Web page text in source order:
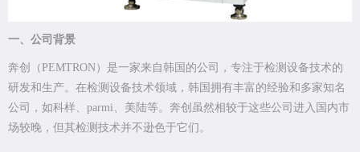
一、公司背景
奔创（PEMTRON）是一家来自韩国的公司，专注于检测设备技术的
研发和生产。在检测设备技术领域，韩国拥有丰富的经验和多家知名
公司，如科样、parmi、美陆等。奔创虽然相较于这些公司进入国内市
场较晚，但其检测技术并不逊色于它们。